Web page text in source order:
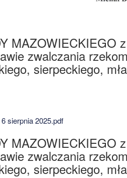
MAZOWIECKIEGO
zwalczania
sierpeckiego,
sierpnia 2025.pdf
MAZOWIECKIEGO
zwalczania
sierpeckiego,